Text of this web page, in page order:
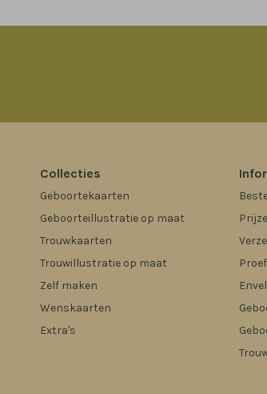
Collecties
Geboortekaarten
Geboorteillustratie op maat
Trouwkaarten
Trouwillustratie op maat
Zelf maken
Wenskaarten
Extra's